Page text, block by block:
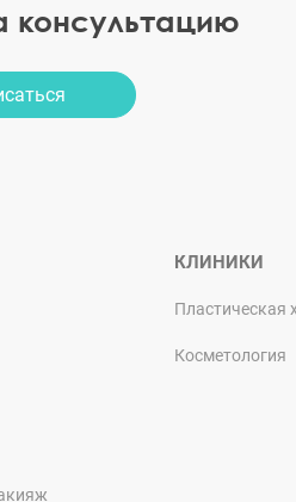
консультацию
КЛИНИКИ
Пластическая
Косметология